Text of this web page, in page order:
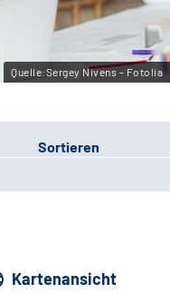
Quelle:Sergey Nivens - Fotolia
Sortieren
Kartenansicht